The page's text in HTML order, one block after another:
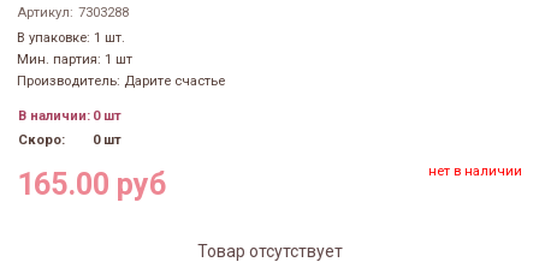
Артикул: 7303288
В упаковке: 1 шт.
Мин. партия: 1 шт
Производитель: Дарите счастье
В наличии: 0 шт
Скоро:
0 шт
165.00 руб нет в наличии
Товар отсутствует